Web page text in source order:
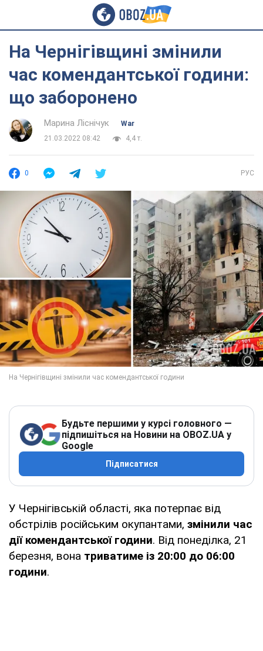
На Чернігівщині змінили
час комендантської години:
що заборонено
Марина Ліснічук
War
21.03.2022 08:42
4,4 т.
0 РУС
Будьте першими у курсі головного —
підпишіться на Новини на OBOZ.UA у
Google
Підписатися
У Чернігівській області, яка потерпає від
обстрілів російським окупантами, змінили час
дії комендантської години. Від понеділка, 21
березня, вона триватиме із 20:00 до 06:00
години.